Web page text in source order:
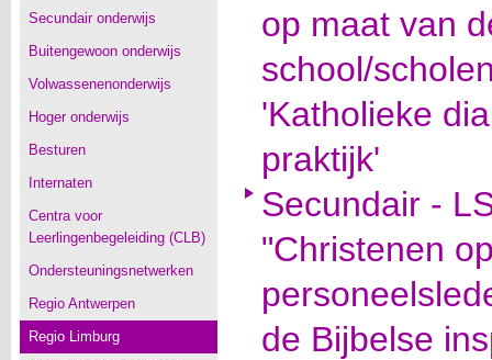
Secundair onderwijs
Buitengewoon onderwijs
Volwassenenonderwijs
Hoger onderwijs
Besturen
Internaten
Centra voor
Leerlingenbegeleiding (CLB)
Ondersteuningsnetwerken
Regio Antwerpen
Regio Limburg
op maat van
school/
'Katholieke
praktijk'
Secundair -
"Christenen
de Bijbelse